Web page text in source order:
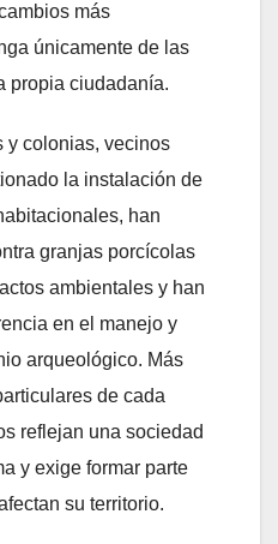
más
únicamente de las
propia ciudadanía.
y colonias, vecinos
la instalación de
han
granjas porcícolas
ambientales y han
en el manejo y
arqueológico. Más
de cada
reflejan una sociedad
y exige formar parte
su territorio.